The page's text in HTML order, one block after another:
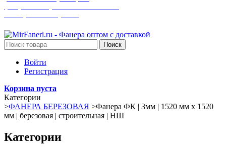
Поиск
Войти
Регистрация
Корзина пуста
Категории
>ФАНЕРА БЕРЕЗОВАЯ >Фанера ФК | 3мм | 1520 мм х 1520
мм | березовая | строительная | НШ
Категории